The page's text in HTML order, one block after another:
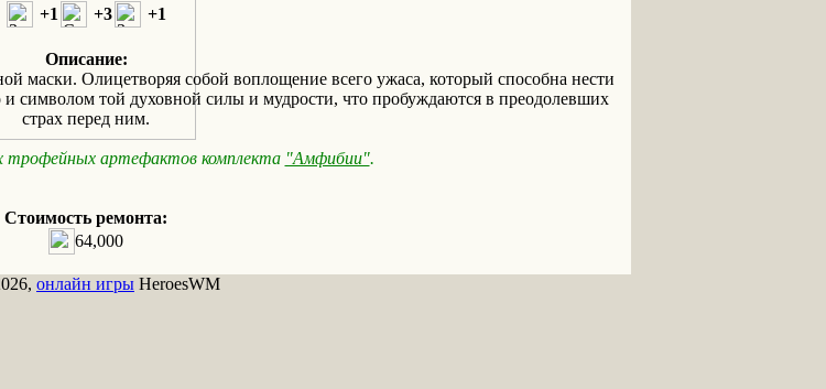
+1
+3 +1
Описание:
Олицетворяя собой воплощение всего ужаса, который способна нести
и символом той духовной силы и мудрости, что пробуждаются в преодолевших
страх перед ним.
трофейных артефактов комплекта "Амфибии".
Стоимость ремонта:
64,000
онлайн игры HeroesWM